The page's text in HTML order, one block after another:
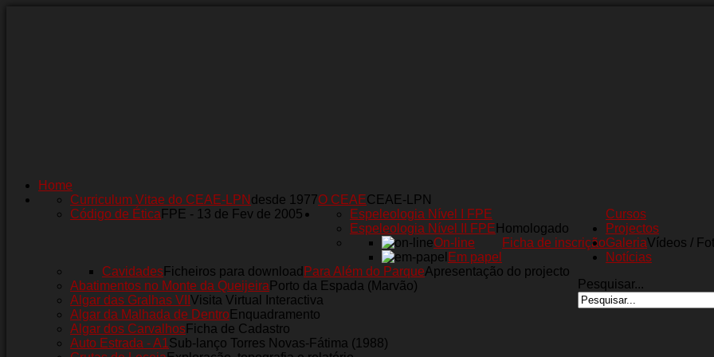
Home
O CEAECEAE-LPN
Curriculum Vitae do CEAE-LPN desde 1977
Código de Ética FPE - 13 de Fev de 2005 Cursos
Espeleologia Nível I FPE
Espeleologia Nível II FPE Homologado
Ficha de inscrição
On-line
Em papel
Projectos
Para Além do ParqueApresentação do projecto
CavidadesFicheiros para download
Abatimentos no Monte da Queijeira Porto da Espada (Marvão)
Algar das Gralhas VII Visita Virtual Interactiva
Algar da Malhada de DentroEnquadramento
Algar dos CarvalhosFicha de Cadastro
Auto Estrada - A1Sub-lanço Torres Novas-Fátima (1988)
GaleriaVídeos /
Notícias
Pesquisar...